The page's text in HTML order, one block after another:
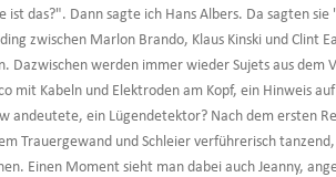
das?". Dann sagte ich Hans Albers. Da sagten sie
zwischen Marlon Brando, Klaus Kinski und Clint
Dazwischen werden immer wieder Sujets aus dem
mit Kabeln und Elektroden am Kopf, ein Hinweis
andeutete, ein Lügendetektor? Nach dem ersten
Trauergewand und Schleier verführerisch
Einen Moment sieht man dabei auch Jeanny,